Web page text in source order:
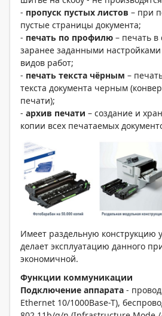
- пропуск пустых листов – при
пустые страницы документа;
- печать по профилю – печать в
заранее заданными
видов работ;
- печать текста чёрным –
текста документа черным
печати);
- архив печати – создание и
копии всех печатаемых
Имеет раздельную конструкцию
делает эксплуатацию данного
экономичной.
Функции коммуникации
Подключение аппарата -
Ethernet 10/1000Base-T),